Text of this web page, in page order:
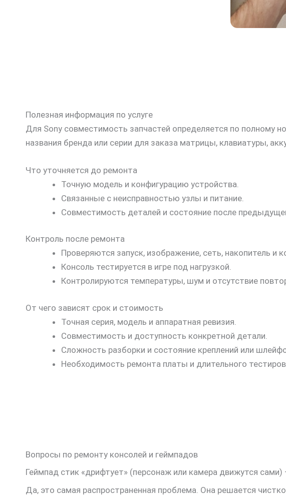
Полезная информация по услуге
Для Sony совместимость запчастей определяется по полному
названия бренда или серии для заказа матрицы, клавиатуры,
Что уточняется до ремонта
Точную модель и конфигурацию устройства.
Связанные с неисправностью узлы и питание.
Совместимость деталей и состояние после
Контроль после ремонта
Проверяются запуск, изображение, сеть, накопитель и
Консоль тестируется в игре под нагрузкой.
Контролируются температуры, шум и отсутствие
От чего зависят срок и стоимость
Точная серия, модель и аппаратная ревизия.
Совместимость и доступность конкретной детали.
Сложность разборки и состояние креплений или
Необходимость ремонта платы и длительного
Вопросы по ремонту консолей и геймпадов
Геймпад стик «дрифтует» (персонаж или камера движутся
Да, это самая распространенная проблема. Она решается